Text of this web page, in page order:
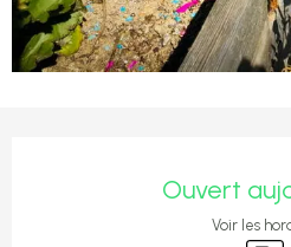
Ouvert
Voir les